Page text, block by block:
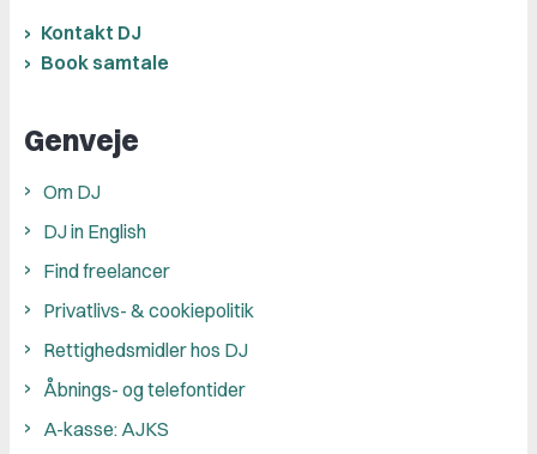
Kontakt DJ
Book samtale
Genveje
Om DJ
DJ in English
Find freelancer
Privatlivs- & cookiepolitik
Rettighedsmidler hos DJ
Åbnings- og telefontider
A-kasse: AJKS